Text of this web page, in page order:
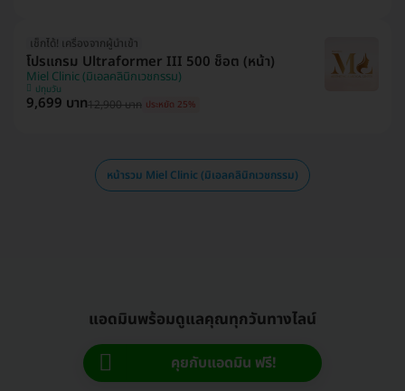
เช็กได้! เครื่องจากผู้นำเข้า
โปรแกรม Ultraformer III 500 ช็อต (หน้า)
Miel Clinic (มิเอลคลินิกเวชกรรม)
ปทุมวัน
9,699 บาท12,900 บาท ประหยัด 25%
หน้ารวม Miel Clinic (มิเอลคลินิกเวชกรรม)
แอดมินพร้อมดูแลคุณทุกวันทางไลน์
คุยกับแอดมิน ฟรี!